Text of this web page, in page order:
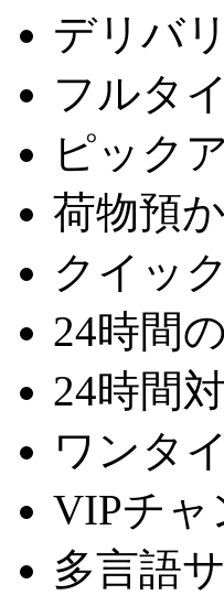
デリバ
フルタ
ピック
荷物預
クイッ
24時間
24時間
ワンタ
VIPチ
多言語